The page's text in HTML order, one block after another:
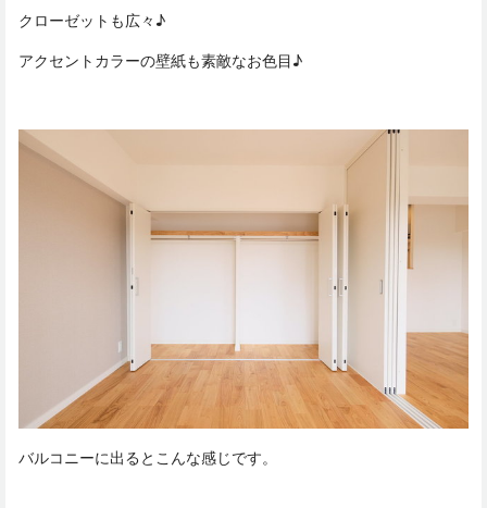
クローゼットも広々♪
アクセントカラーの壁紙も素敵なお色目♪
バルコニーに出るとこんな感じです。